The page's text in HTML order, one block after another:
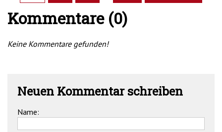
Kommentare (0)
Keine Kommentare gefunden!
Neuen Kommentar schreiben
Name: